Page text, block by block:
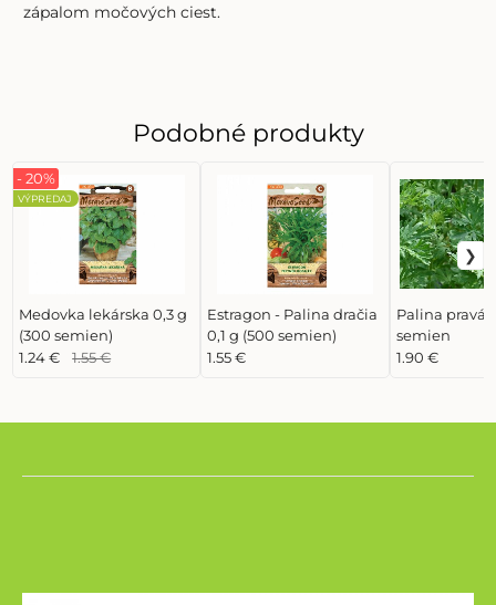
zápalom močových ciest.
Podobné produkty
Medovka lekárska 0,3 g
(300 semien)
VÝPREDAJ
- 20%
1.24 € 1.55 €
Estragon - Palina dračia
0,1 g (500 semien)
1.55 €
Palina pravá
semien
1.90 €